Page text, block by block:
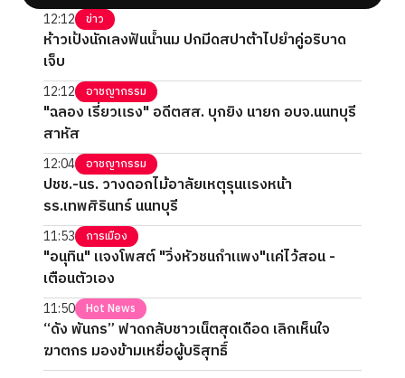
12:12 ข่าว
ห้าวเป้งนักเลงฟันน้ำนม ปกมีดสปาต้าไปยำคู่อริบาด
เจ็บ
12:12 อาชญากรรม
"ฉลอง เรี่ยวแรง" อดีตสส. บุกยิง นายก อบจ.นนทบุรี
สาหัส
12:04 อาชญากรรม
ปชช.-นร. วางดอกไม้อาลัยเหตุรุนแรงหน้า
รร.เทพศิรินทร์ นนทบุรี
11:53 การเมือง
"อนุทิน" แจงโพสต์ "วิ่งหัวชนกำแพง"แค่ไว้สอน -
เตือนตัวเอง
11:50 Hot News
“ดัง พันกร” ฟาดกลับชาวเน็ตสุดเดือด เลิกเห็นใจ
ฆาตกร มองข้ามเหยื่อผู้บริสุทธิ์